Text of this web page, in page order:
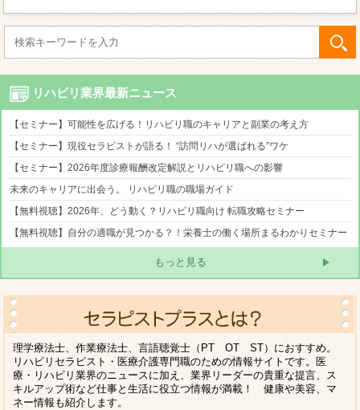
リハビリ業界最新ニュース
【セミナー】可能性を広げる！リハビリ職のキャリアと副業の考え方
【セミナー】現役セラピストが語る！ “訪問リハが選ばれる”ワケ
【セミナー】2026年度診療報酬改定解説とリハビリ職への影響
未来のキャリアに出会う。 リハビリ職の職場ガイド
【無料視聴】2026年、どう動く？リハビリ職向け 転職攻略セミナー
【無料視聴】自分の適職が見つかる？！栄養士の働く場所まるわかりセミナー
もっと見る
理学療法士、作業療法士、言語聴覚士（PT OT ST）におすすめ。
リハビリセラピスト・医療介護専門職のための情報サイトです。医
療・リハビリ業界のニュースに加え、業界リーダーの貴重な提言、ス
キルアップ術など仕事と生活に役立つ情報が満載！ 健康や美容、マ
ネー情報も紹介します。